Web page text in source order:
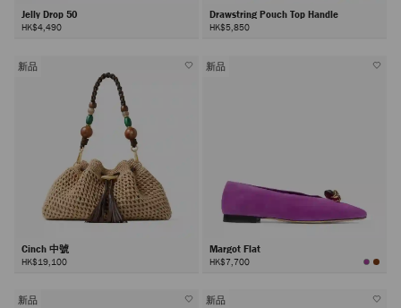
Jelly Drop 50
HK$4,490
Drawstring Pouch Top Handle
HK$5,850
新品
Cinch 中號
HK$19,100
新品
Margot Flat
HK$7,700
新品 新品